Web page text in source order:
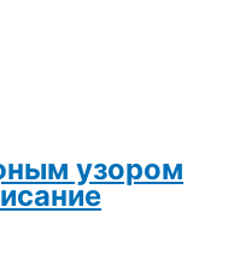
узором